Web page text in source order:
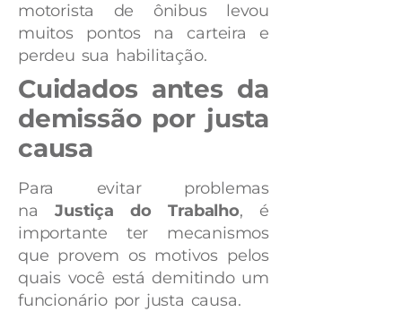
motorista de ônibus levou
muitos pontos na carteira e
perdeu sua habilitação.
Cuidados antes da
demissão por justa
causa
Para evitar problemas
naJustiça do Trabalho, é
importante ter mecanismos
que provem os motivos pelos
quais você está demitindo um
funcionário por justa causa.